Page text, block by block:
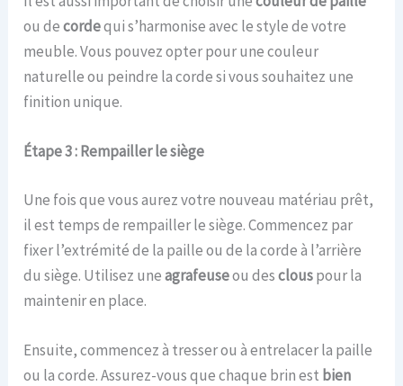
ou decordequi s’harmonise avec le style de votre
meuble. Vous pouvez opter pour une couleur
naturelle ou peindre la corde si vous souhaitez une
finition unique.
Étape 3 : Rempailler le siège
Une fois que vous aurez votre nouveau matériau prêt,
il est temps de rempailler le siège. Commencez par
fixer l’extrémité de la paille ou de la corde à l’arrière
du siège. Utilisez uneagrafeuseou desclouspour la
maintenir en place.
Ensuite, commencez à tresser ou à entrelacer la paille
ou la corde. Assurez-vous que chaque brin est bien